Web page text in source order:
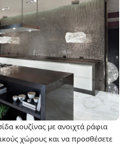
κουζίνας με ανοιχτά ράφια
χώρους και να προσθέσετε